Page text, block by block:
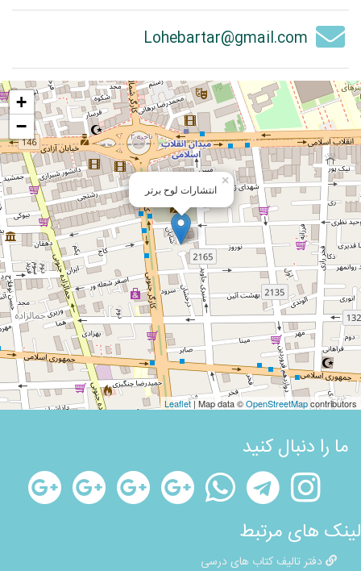
Lohebartar@gmail.com
انتشارات لوح برتر
×
+
−
Leaflet| Map data ©OpenStreetMapcontributors
ما را دنبال کنید
لینک های مرتبط
دفتر تالیف کتاب های درسی